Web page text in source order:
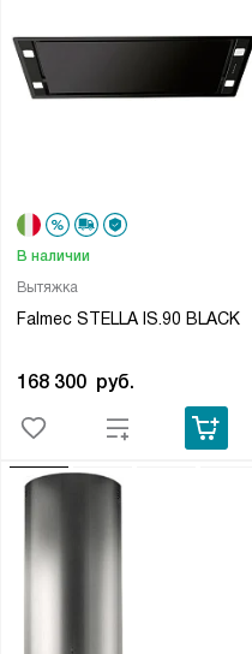
Вытяжка
Falmec STELLA IS.90 BLACK
В наличии
168 300 руб.